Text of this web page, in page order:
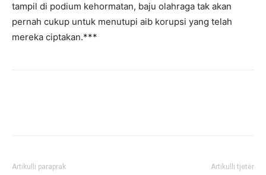
tampil di podium kehormatan, baju olahraga tak akan
pernah cukup untuk menutupi aib korupsi yang telah
mereka ciptakan.***
Artikulli paraprak Artikulli tjetër